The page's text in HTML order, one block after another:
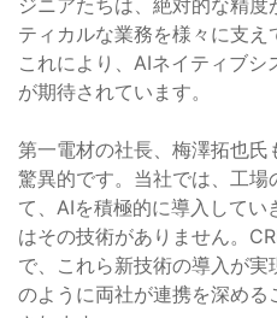
ジニアたちは、絶対的な精
ティカルな業務を様々に支え
これにより、AIネイティブシ
が期待されています。
第一電材の社長、梅澤拓也
驚異的です。当社では、工
て、AIを積極的に導入して
はその技術がありません。
で、これら新技術の導入が
のように両社が連携を深め